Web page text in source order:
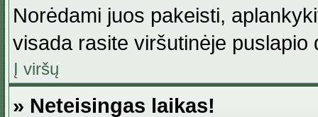
Norėdami juos pakeisti,
visada rasite viršutinėje
Į viršų
» Neteisingas laikas!